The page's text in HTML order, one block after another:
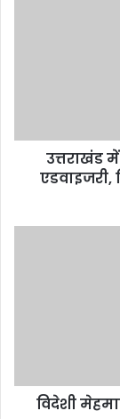
उत्तराखंड
एडवाइजरी,
विदेशी